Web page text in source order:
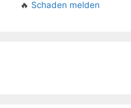
🔥 Schaden melden